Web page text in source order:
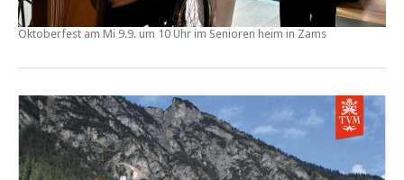
Oktoberfest am Mi 9.9. um 10 Uhr im Senioren heim in Zams